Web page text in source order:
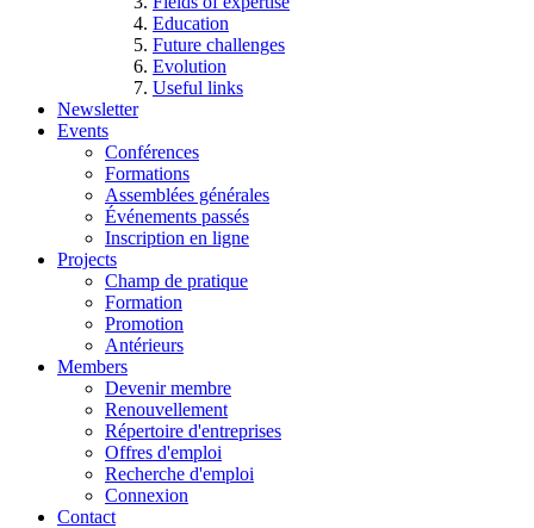
Education
Future challenges
Evolution
Useful links
Newsletter
Events
Conférences
Formations
Assemblées générales
Événements passés
Inscription en ligne
Projects
Champ de pratique
Formation
Promotion
Antérieurs
Members
Devenir membre
Renouvellement
Répertoire d'entreprises
Offres d'emploi
Recherche d'emploi
Connexion
Contact